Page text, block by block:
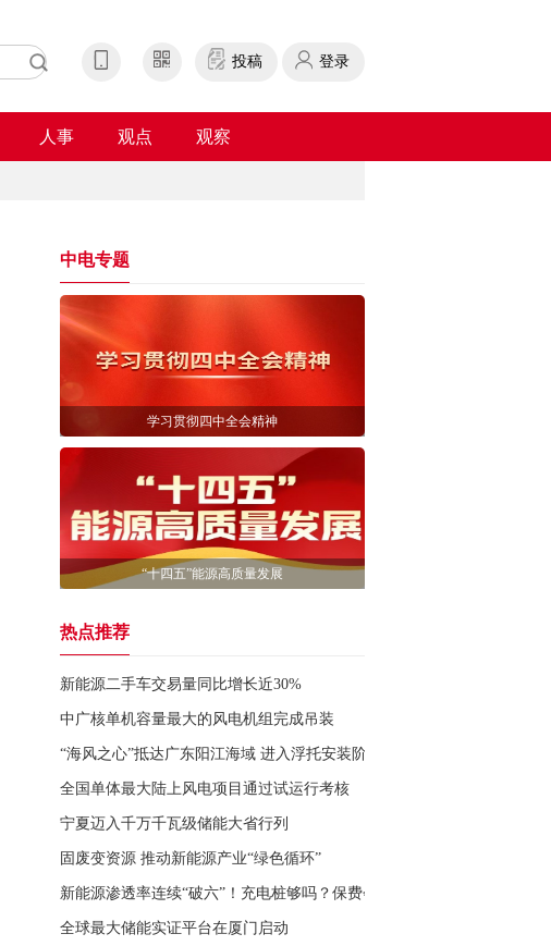
投稿 登录
人事 观点 观察
中电专题
学习贯彻四中全会精神
“十四五”能源高质量发展
热点推荐
新能源二手车交易量同比增长近30%
中广核单机容量最大的风电机组完成吊装
“海风之心”抵达广东阳江海域 进入浮托安装阶段
全国单体最大陆上风电项目通过试运行考核
宁夏迈入千万千瓦级储能大省行列
固废变资源 推动新能源产业“绿色循环”
新能源渗透率连续“破六”！充电桩够吗？保费会降吗？
全球最大储能实证平台在厦门启动